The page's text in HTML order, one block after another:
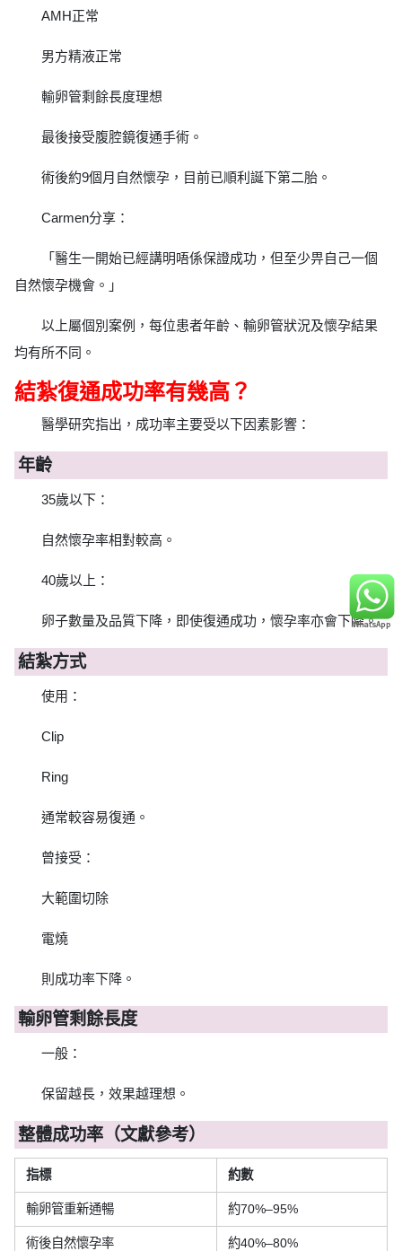
AMH正常
男方精液正常
輸卵管剩餘長度理想
最後接受腹腔鏡復通手術。
術後約9個月自然懷孕，目前已順利誕下第二胎。
Carmen分享：
「醫生一開始已經講明唔係保證成功，但至少畀自己一個
自然懷孕機會。」
以上屬個別案例，每位患者年齡、輸卵管狀況及懷孕結果
均有所不同。
結紮復通成功率有幾高？
醫學研究指出，成功率主要受以下因素影響：
年齡
35歲以下：
自然懷孕率相對較高。
40歲以上：
卵子數量及品質下降，即使復通成功，懷孕率亦會下降。
結紮方式
使用：
Clip
Ring
通常較容易復通。
曾接受：
大範圍切除
電燒
則成功率下降。
輸卵管剩餘長度
一般：
保留越長，效果越理想。
整體成功率（文獻參考）
指標 約數
輸卵管重新通暢 約70%–95%
術後自然懷孕率 約40%–80%